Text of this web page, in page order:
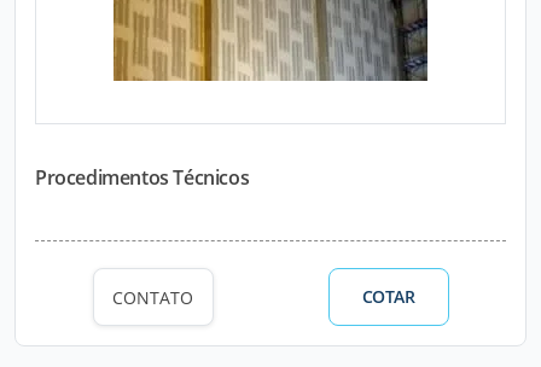
Procedimentos Técnicos
CONTATO COTAR